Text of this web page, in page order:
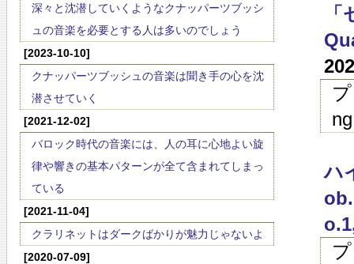
深々と沈潜していくようなクナッパーツブッシ
ュの音楽を必要とする人は多いのでしょう
[2023-10-10]
クナッパーツブッシュの音楽は聞き手の心を沈
潜させていく
[2021-12-02]
バロック時代の音楽には、人の耳に心地よい旋
律や響きの基本パターンが全て含まれてしまっ
ている
[2021-11-04]
クラリネットはダークばかりが魅力じゃないよ
[2020-07-09]
ハ